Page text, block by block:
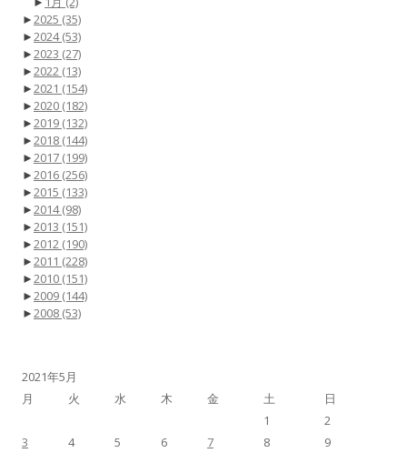
►2025 (35)
►2024(53)
►2023 (27)
►2022 (13)
►2021 (154)
►2020 (182)
►2019 (132)
►2018 (144)
►2017 (199)
►2016 (256)
►2015 (133)
►2014(98)
►2013 (151)
►2012 (190)
►2011 (228)
►2010 (151)
►2009 (144)
►2008 (53)
2021年5月
月
火 水 木 金 土
日
1
2
3
4 5 6 7 8 9